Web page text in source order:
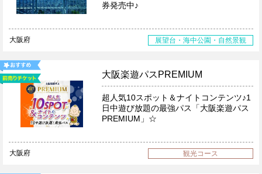
券発売中♪
大阪府 展望台・海中公園・自然景観
大阪楽遊パスPREMIUM
超人気10スポット＆ナイトコンテンツ♪1
日中遊び放題の最強パス「大阪楽遊パス
PREMIUM」☆
大阪府 観光コース